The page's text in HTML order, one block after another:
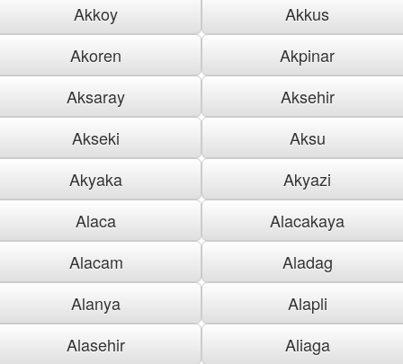
Akkoy
Akkus
Akoren
Akpinar
Aksaray
Aksehir
Akseki
Aksu
Akyaka
Akyazi
Alaca
Alacakaya
Alacam
Aladag
Alanya
Alapli
Alasehir
Aliaga